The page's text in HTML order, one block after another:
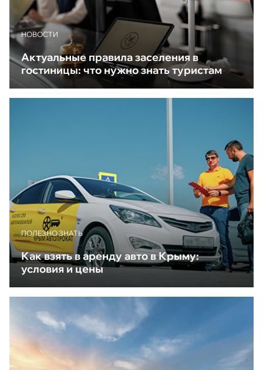
НОВОСТИ
Актуальные правила заселения в
гостиницы: что нужно знать туристам
ПОЛЕЗНО ЗНАТЬ
Как взять в аренду авто в Крыму:
условия и цены